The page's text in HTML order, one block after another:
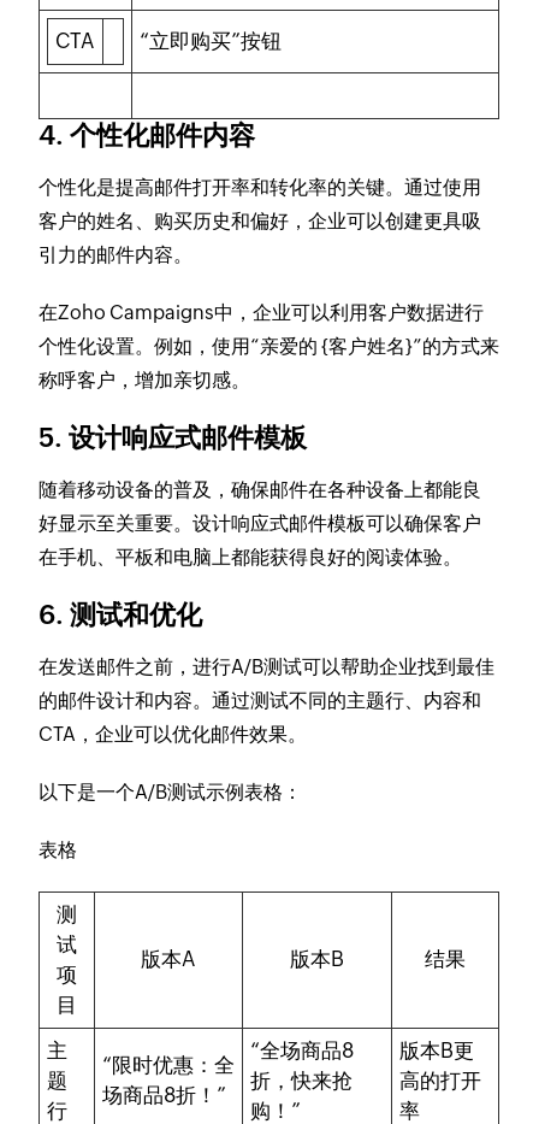
CTA “立即购买”按钮
4. 个性化邮件内容
个性化是提高邮件打开率和转化率的关键。通过使用
客户的姓名、购买历史和偏好，企业可以创建更具吸
引力的邮件内容。
在Zoho Campaigns中，企业可以利用客户数据进行
个性化设置。例如，使用“亲爱的 {客户姓名}”的方式来
称呼客户，增加亲切感。
5. 设计响应式邮件模板
随着移动设备的普及，确保邮件在各种设备上都能良
好显示至关重要。设计响应式邮件模板可以确保客户
在手机、平板和电脑上都能获得良好的阅读体验。
6. 测试和优化
在发送邮件之前，进行A/B测试可以帮助企业找到最佳
的邮件设计和内容。通过测试不同的主题行、内容和
CTA，企业可以优化邮件效果。
以下是一个A/B测试示例表格：
表格
测
试
项
目
版本A 版本B 结果
主
题
行
“限时优惠：全
场商品8折！”
“全场商品8
折，快来抢
购！”
版本B更
高的打开
率